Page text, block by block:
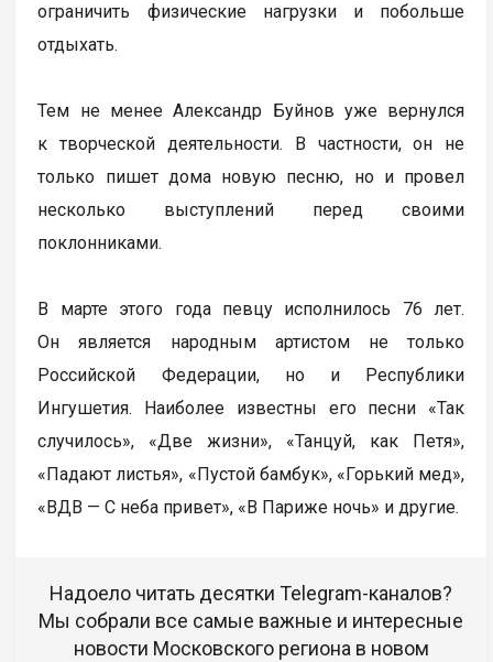
ограничить физические нагрузки и побольше
отдыхать.
Тем не менее Александр Буйнов уже вернулся
к творческой деятельности. В частности, он не
только пишет дома новую песню, но и провел
несколько выступлений перед своими
поклонниками.
В марте этого года певцу исполнилось 76 лет.
Он является народным артистом не только
Российской Федерации, но и Республики
Ингушетия. Наиболее известны его песни «Так
случилось», «Две жизни», «Танцуй, как Петя»,
«Падают листья», «Пустой бамбук», «Горький мед»,
«ВДВ — С неба привет», «В Париже ночь» и другие.
Надоело читать десятки Telegram-каналов?
Мы собрали все самые важные и интересные
новости Московского региона в новом